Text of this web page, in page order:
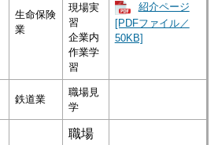
生命保険
業
現場実
習
企業内
作業学
習
紹介ページ
[PDFファイル／
50KB]
鉄道業
職場見
学
職場